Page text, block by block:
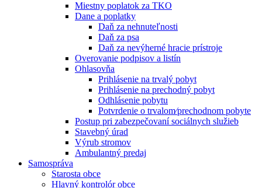
Miestny poplatok za TKO
Dane a poplatky
Daň za nehnuteľnosti
Daň za psa
Daň za nevýherné hracie prístroje
Overovanie podpisov a listín
Ohlasovňa
Prihlásenie na trvalý pobyt
Prihlásenie na prechodný pobyt
Odhlásenie pobytu
Potvrdenie o trvalom⁄prechodnom pobyte
Postup pri zabezpečovaní sociálnych služieb
Stavebný úrad
Výrub stromov
Ambulantný predaj
Samospráva
Starosta obce
Hlavný kontrolór obce